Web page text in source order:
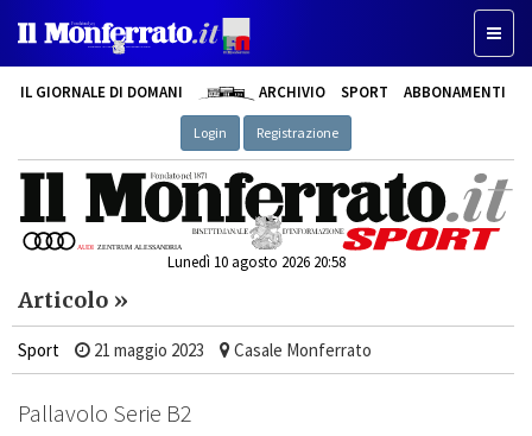
IL GIORNALE DI DOMANI ARCHIVIO SPORT ABBONAMENTI
Login Registrazione
Lunedì 10 agosto 2026 20:58
Articolo »
Sport 21 maggio 2023 Casale Monferrato
Pallavolo Serie B2